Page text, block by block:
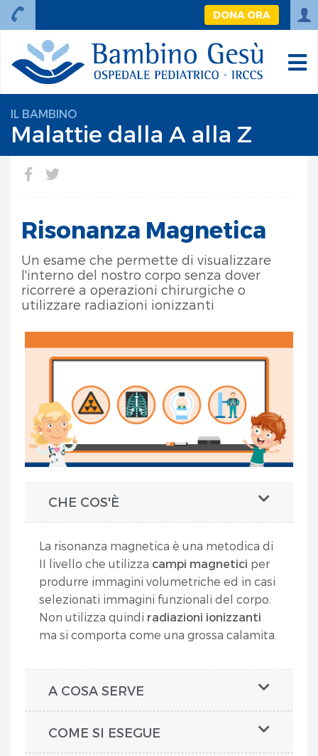
DONA ORA
IL BAMBINO
Malattie dalla A alla Z
Risonanza Magnetica
Un esame che permette di visualizzare
l'interno del nostro corpo senza dover
ricorrere a operazioni chirurgiche o
utilizzare radiazioni ionizzanti
CHE COS'È
La risonanza magnetica è una metodica di
II livello che utilizza campi magnetici per
produrre immagini volumetriche ed in casi
selezionati immagini funzionali del corpo.
Non utilizza quindi radiazioni ionizzanti
ma si comporta come una grossa calamita.
A COSA SERVE
COME SI ESEGUE